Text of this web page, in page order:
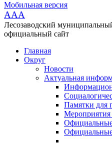
Мобильная версия
AAA
Лесозаводский
официальный сайт
Главная
Округ
Новости
Актуальная
Памятки для
Официальные